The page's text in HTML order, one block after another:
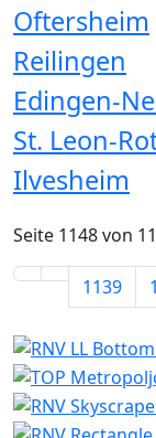
Oftersheim
Reilingen
Edingen-
St. Leon-
Ilvesheim
Seite 1148 von
1139